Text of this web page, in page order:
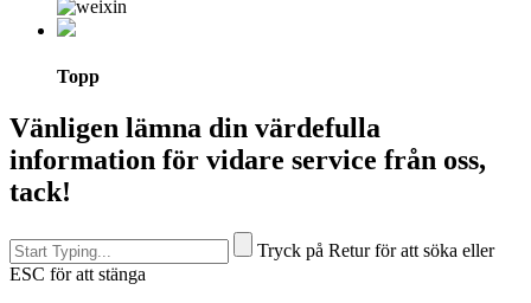
Topp
Vänligen lämna din värdefulla
information för vidare service från oss,
tack!
Tryck på Retur för att söka eller
ESC för att stänga